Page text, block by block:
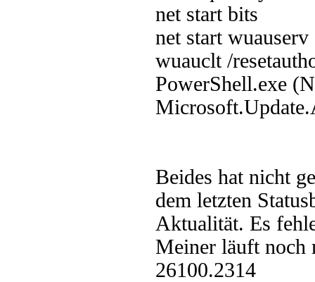
net start bits
net start wuauserv
wuauclt /
PowerShell.exe
Beides hat nicht
dem letzten
Aktualität. Es
Meiner läuft noch
26100.2314